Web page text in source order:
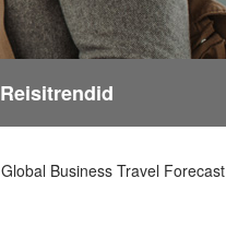
Reisitrendid
Global Business Travel Forecast